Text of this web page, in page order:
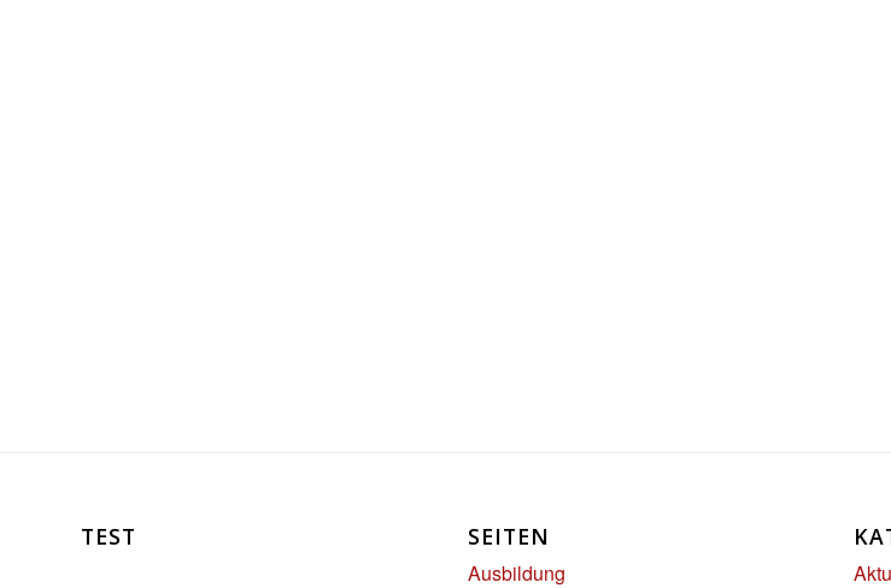
TEST SEITEN
Ausbildung